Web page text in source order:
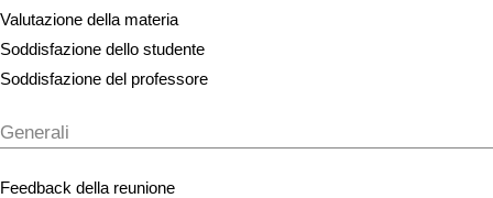
Valutazione della materia
Soddisfazione dello studente
Soddisfazione del professore
Generali
Feedback della reunione